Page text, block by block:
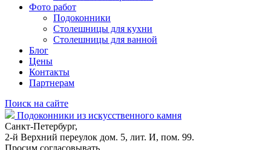
Фото работ
Подоконники
Столешницы для кухни
Столешницы для ванной
Блог
Цены
Контакты
Партнерам
Поиск на сайте
Подоконники из искусственного камня
Санкт-Петербург,
2-й Верхний переулок дом. 5, лит. И, пом. 99.